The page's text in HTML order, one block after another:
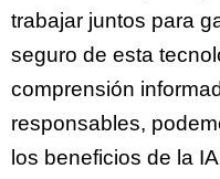
trabajar juntos para
seguro de esta
comprensión
responsables,
los beneficios de la